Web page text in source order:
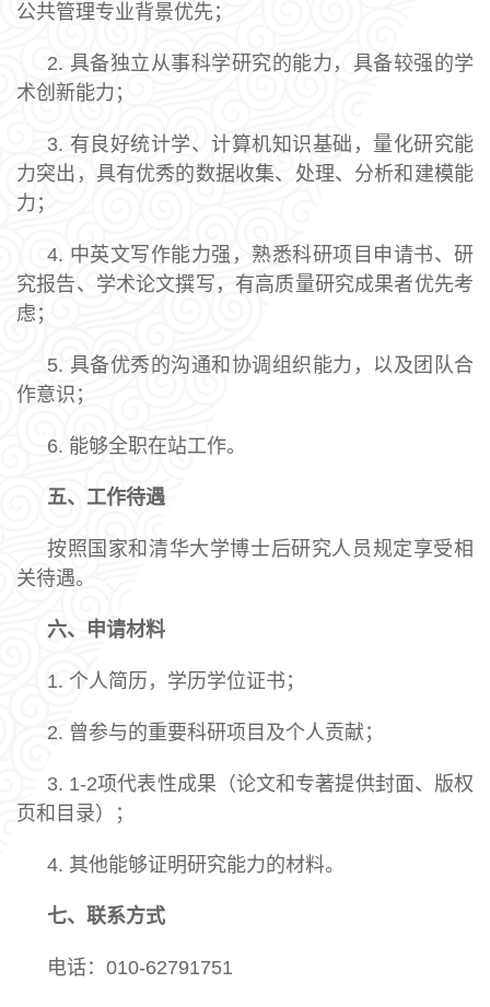
公共管理专业背景优先；
2. 具备独立从事科学研究的能力，具备较强的学
术创新能力；
3. 有良好统计学、计算机知识基础，量化研究能
力突出，具有优秀的数据收集、处理、分析和建模能
力；
4. 中英文写作能力强，熟悉科研项目申请书、研
究报告、学术论文撰写，有高质量研究成果者优先考
虑；
5. 具备优秀的沟通和协调组织能力，以及团队合
作意识；
6. 能够全职在站工作。
五、工作待遇
按照国家和清华大学博士后研究人员规定享受相
关待遇。
六、申请材料
1. 个人简历，学历学位证书；
2. 曾参与的重要科研项目及个人贡献；
3. 1-2项代表性成果（论文和专著提供封面、版权
页和目录）；
4. 其他能够证明研究能力的材料。
七、联系方式
电话：010-62791751